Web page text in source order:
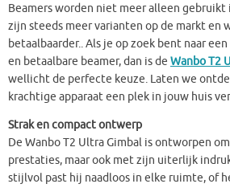
Beamers worden niet meer alleen gebruikt
zijn steeds meer varianten op de markt en
betaalbaarder.. Als je op zoek bent naar
en betaalbare beamer, dan is de Wanbo T2
wellicht de perfecte keuze. Laten we
krachtige apparaat een plek in jouw huis
Strak en compact ontwerp
De Wanbo T2 Ultra Gimbal is ontworpen
prestaties, maar ook met zijn uiterlijk
stijlvol past hij naadloos in elke ruimte, of